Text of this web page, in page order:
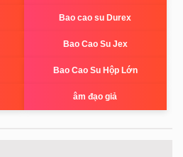
Bao cao su Durex
Bao Cao Su Jex
Bao Cao Su Hộp Lớn
âm đạo giả